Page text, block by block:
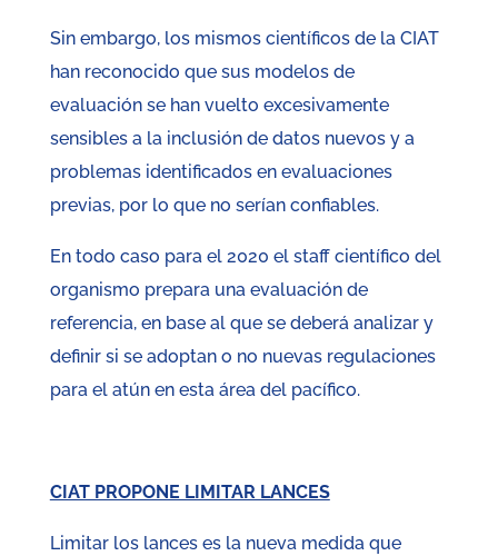
Sin embargo, los mismos científicos de la CIAT
han reconocido que sus modelos de
evaluación se han vuelto excesivamente
sensibles a la inclusión de datos nuevos y a
problemas identificados en evaluaciones
previas, por lo que no serían confiables.
En todo caso para el 2020 el staff científico del
organismo prepara una evaluación de
referencia, en base al que se deberá analizar y
definir si se adoptan o no nuevas regulaciones
para el atún en esta área del pacífico.
CIAT PROPONE LIMITAR LANCES
Limitar los lances es la nueva medida que